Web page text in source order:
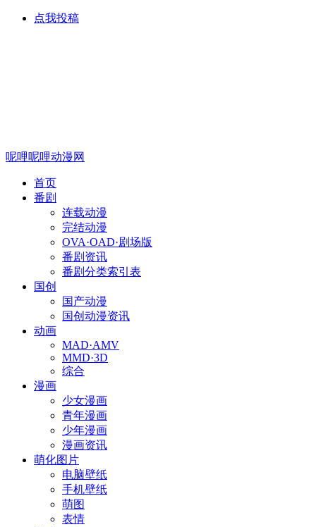
点我投稿
呢哩呢哩动漫网
首页
番剧
连载动漫
完结动漫
OVA·OAD·剧场版
番剧资讯
番剧分类索引表
国创
国产动漫
国创动漫资讯
动画
MAD·AMV
MMD·3D
综合
漫画
少女漫画
青年漫画
少年漫画
漫画资讯
萌化图片
电脑壁纸
手机壁纸
萌图
表情